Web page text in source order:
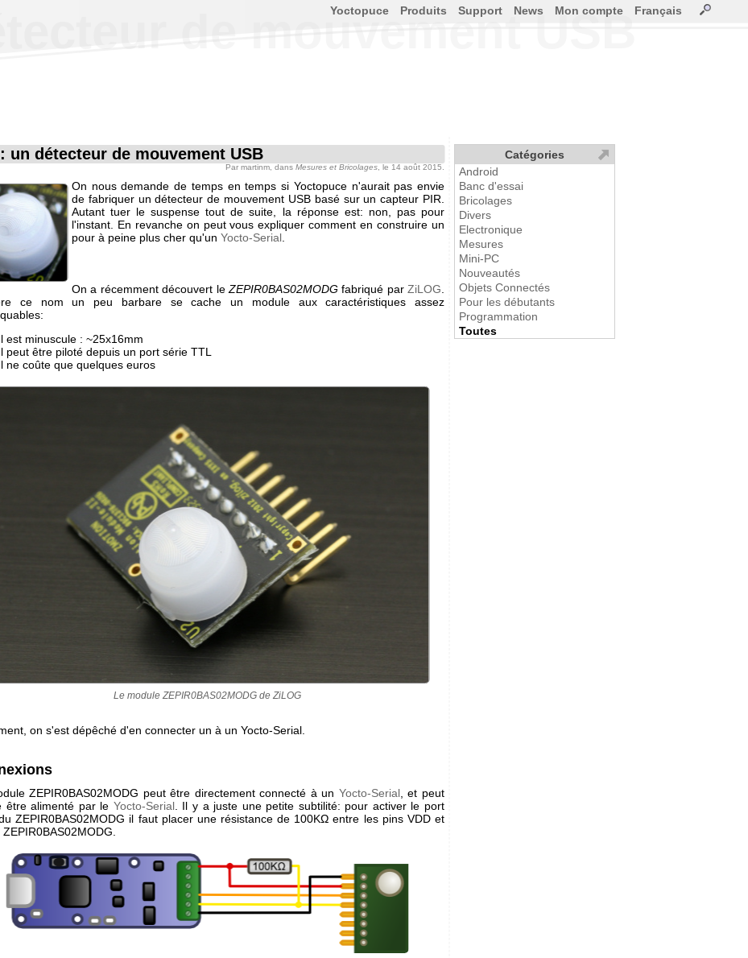
de mouvement USB
un détecteur de mouvement USB
Par martinm , dans Mesures et Bricolages , le 14 août 2015.
On nous demande de temps en temps si Yoctopuce n'aurait pas envie
de fabriquer un détecteur de mouvement USB basé sur un capteur PIR.
Autant tuer le suspense tout de suite, la réponse est: non, pas pour
l'instant. En revanche on peut vous expliquer comment en construire un
pour à peine plus cher qu'un Yocto-Serial
On a récemment découvert le ZEPIR0BAS02MODGfabriqué par ZiLOG
ce nom un peu barbare se cache un module aux caractéristiques assez
est minuscule : ~25x16mm
peut être piloté depuis un port série TTL
ne coûte que quelques euros
Le module ZEPIR0BAS02MODG de ZiLOG
on s'est dépêché d'en connecter un à un Yocto-Serial.
ZEPIR0BAS02MODG peut être directement connecté à un Yocto-Serial, et peut
être alimenté par le Yocto-Serial. Il y a juste une petite subtilité: pour activer le port
ZEPIR0BAS02MODG il faut placer une résistance de 100KΩ entre les pins VDD et
Yoctopuce Produits Support News Mon compte Français
Catégories
Android
Banc d'essai
Bricolages
Divers
Electronique
Mesures
Mini-PC
Nouveautés
Objets Connectés
Pour les débutants
Programmation
Toutes